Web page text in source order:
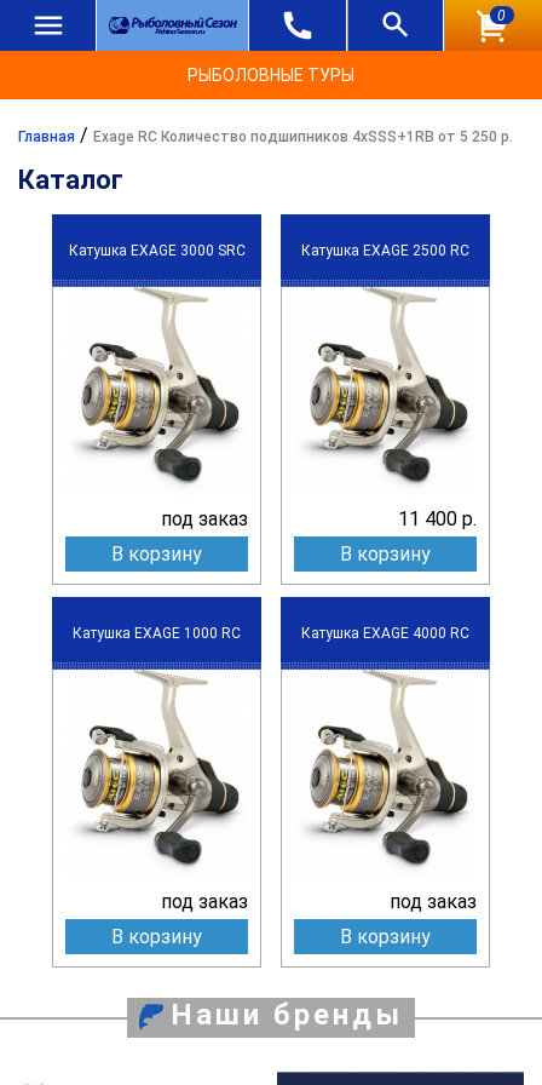
0
РЫБОЛОВНЫЕ ТУРЫ
Главная / Exage RC Количество подшипников 4xSSS+1RB от 5 250 р.
Каталог
Катушка EXAGE 3000 SRC
под заказ
В корзину
Катушка EXAGE 2500 RC
11 400 р.
В корзину
Катушка EXAGE 1000 RC
под заказ
В корзину
Катушка EXAGE 4000 RC
под заказ
В корзину
Наши бренды